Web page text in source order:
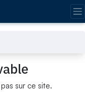
sur ce site.